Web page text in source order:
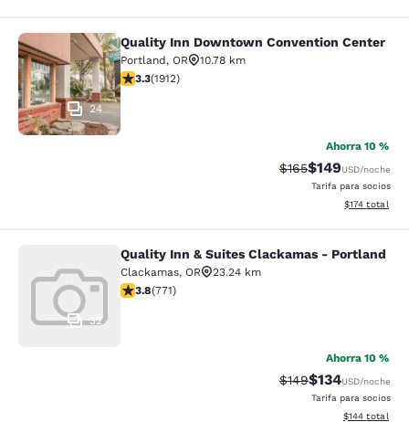
Quality Inn Downtown Convention
24
Quality Inn Downtown Convention Center
Portland, OR
10.78 km
calificación de 3.29 estrellas. Bueno. 1912 reseñas
3.3(1912)
Ahorra 10 %
Precio tachado:
$165Precio con
$149USD/noche
Tarifa para socios
Ver detalles
$174 total
Quality Inn & Suites Clackamas -
32
Quality Inn & Suites Clackamas - Portland
Clackamas, OR
23.24 km
calificación de 3.82 estrellas. Bueno. 771 reseñas
3.8(771)
Ahorra 10 %
Precio tachado:
$149Precio con
$134USD/noche
Tarifa para socios
Ver detalles
$144 total